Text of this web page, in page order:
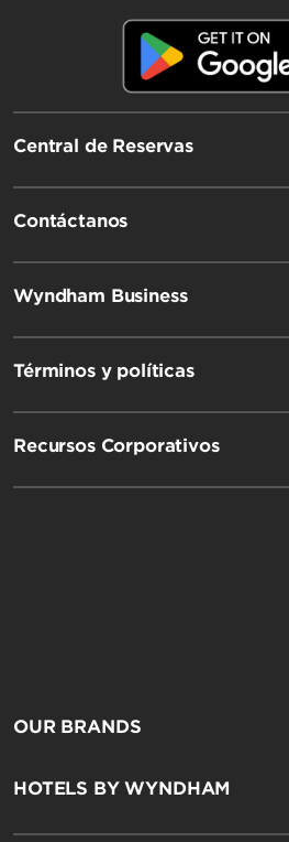
Central de Reservas
Contáctanos
Wyndham Business
Términos y políticas
Recursos Corporativos
OUR BRANDS
HOTELS BY WYNDHAM